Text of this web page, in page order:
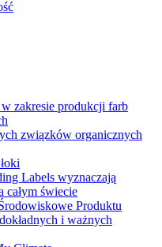
zakresie produkcji farb
związków organicznych
Labels wyznaczają
całym świecie
Produktu
i ważnych